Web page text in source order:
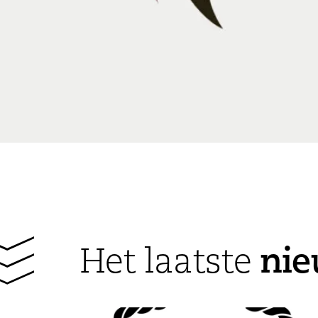
Het laatste